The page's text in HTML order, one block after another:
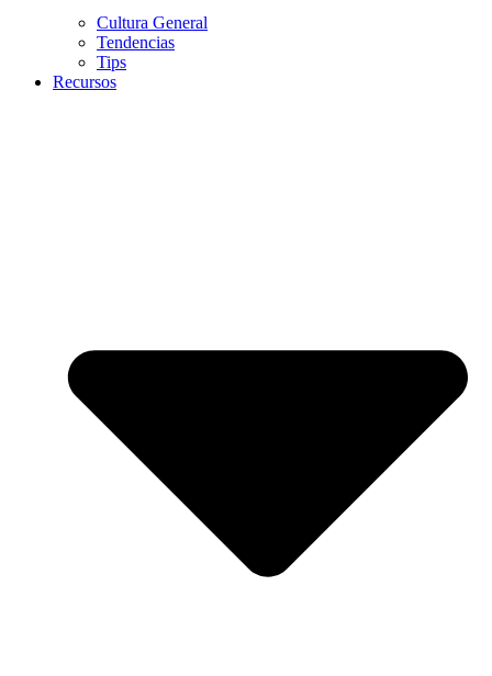
Cultura General
Tendencias
Tips
Recursos